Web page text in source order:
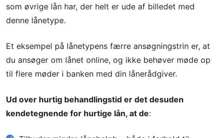
som øvrige lån har, der helt er ude af billedet med
denne lånetype.
Et eksempel på lånetypens færre ansøgningstrin er, at
du ansøger om lånet online, og ikke behøver møde op
til flere møder i banken med din lånerådgiver.
Ud over hurtig behandlingstid er det desuden
kendetegnende for hurtige lån, at de: